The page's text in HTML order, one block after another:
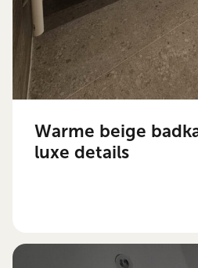
Warme beige
luxe details